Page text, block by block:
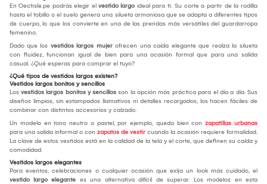
En Oechsle.pe podrás elegir el vestido largo ideal para ti. Su corte a partir de la rodilla
hasta el tobillo o el suelo genera una silueta armoniosa que se adapta a diferentes tipos
de cuerpo, lo que los convierte en una de las prendas más versátiles del guardarropa
femenino.
Dado que los vestidos largos mujer ofrecen una caída elegante que realza la silueta
con fluidez, funcionan igual de bien para una ocasión formal que para una salida
casual. ¿Qué esperas para comprar el tuyo?
¿Qué tipos de vestidos largos existen?
Vestidos largos bonitos y sencillos
Los vestidos largos bonitos y sencillos son la opción más práctica para el día a día. Sus
diseños limpios, sin estampados llamativos ni detalles recargados, los hacen fáciles de
combinar con distintos accesorios y calzado.
Un modelo en tono neutro o pastel, por ejemplo, queda bien con zapatillas urbanas
para una salida informal o con zapatos de vestir cuando la ocasión requiere formalidad.
La clave de estos vestidos está en la calidad de la tela y el corte, que definen su caída y
comodidad.
Vestidos largos elegantes
Para eventos, celebraciones o cualquier ocasión que exija un look más cuidado, el
vestido largo elegante es una alternativa difícil de superar. Los modelos en esta